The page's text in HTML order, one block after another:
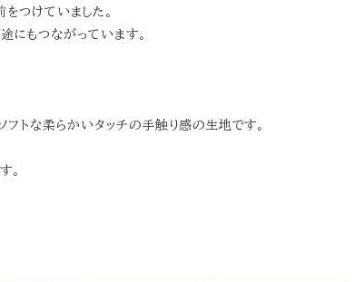
つけていました。
にもつながっています。
フトな柔らかいタッチの手触り感の生地です。
。